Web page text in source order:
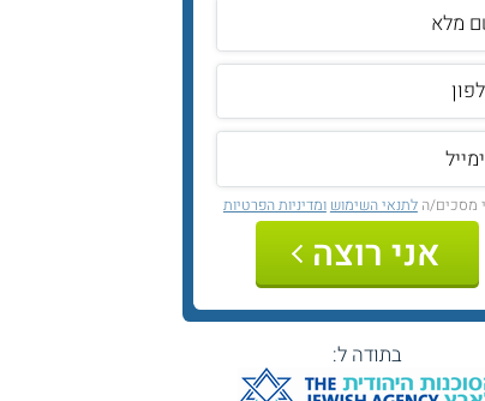
מסכים/הלתנאי השימוש ומדיניות הפרטיות
אני רוצה
בתודה ל: